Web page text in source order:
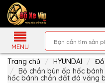
MENU
Giới
Thiệu
Sản
Phẩm
Trang chủ HYUNDAI
Đồ
Bộ chắn bùn ốp hốc bánh
hốc bánh chắn đất đá văng